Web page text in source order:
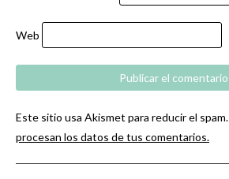
Web
Este sitio usa Akismet para reducir el spam.
procesan los datos de tus comentarios.